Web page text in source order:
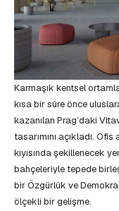
Karmaşık kentsel
kısa bir süre önce
kazanılan Prag’daki
tasarımını açıkladı.
kıyısında şekillenecek
bahçeleriyle tepede
bir Özgürlük ve
ölçekli bir gelişme.